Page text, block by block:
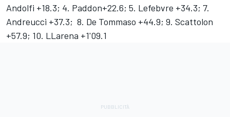
Andolfi +18.3; 4. Paddon+22.6; 5. Lefebvre +34.3; 7.
Andreucci +37.3; 8. De Tommaso +44.9; 9. Scattolon
+57.9; 10. LLarena +1'09.1